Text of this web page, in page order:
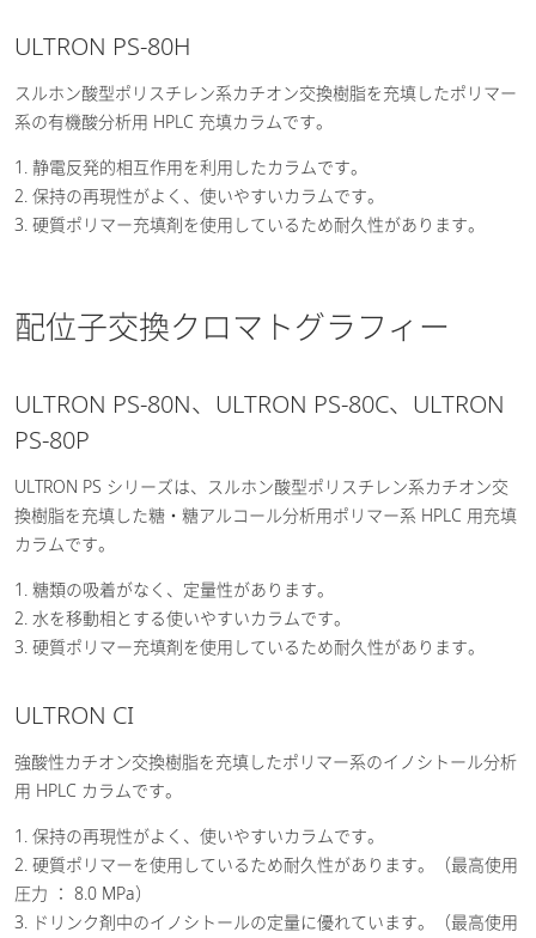
ULTRON PS-80H
スルホン酸型ポリスチレン系カチオン交換樹脂を充填したポリマー
系の有機酸分析用 HPLC 充填カラムです。
1. 静電反発的相互作用を利用したカラムです。
2. 保持の再現性がよく、使いやすいカラムです。
3. 硬質ポリマー充填剤を使用しているため耐久性があります。
配位子交換クロマトグラフィー
ULTRON PS-80N、ULTRON PS-80C、ULTRON
PS-80P
ULTRON PS シリーズは、スルホン酸型ポリスチレン系カチオン交
換樹脂を充填した糖・糖アルコール分析用ポリマー系 HPLC 用充填
カラムです。
1. 糖類の吸着がなく、定量性があります。
2. 水を移動相とする使いやすいカラムです。
3. 硬質ポリマー充填剤を使用しているため耐久性があります。
ULTRON CI
強酸性カチオン交換樹脂を充填したポリマー系のイノシトール分析
用 HPLC カラムです。
1. 保持の再現性がよく、使いやすいカラムです。
2. 硬質ポリマーを使用しているため耐久性があります。（最高使用
圧力 ： 8.0 MPa）
3. ドリンク剤中のイノシトールの定量に優れています。（最高使用